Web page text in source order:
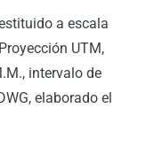
a escala
UTM,
intervalo de
elaborado el